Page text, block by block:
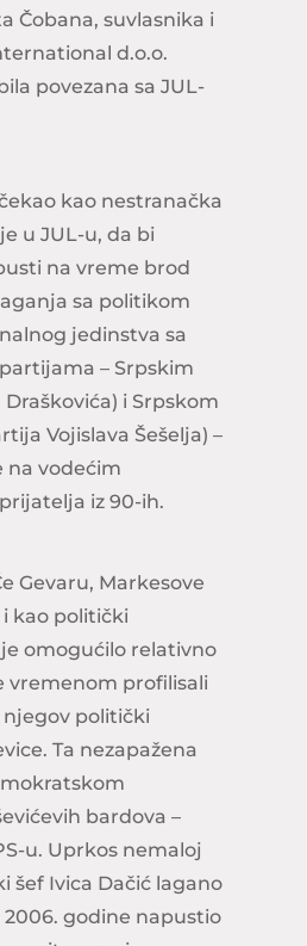
Čobana, suvlasnika i
d.o.o.
povezana sa JUL-
kao nestranačka
u JUL-u, da bi
na vreme brod
sa politikom
jedinstva sa
– Srpskim
i Srpskom
Vojislava Šešelja) –
na vodećim
iz 90-ih.
Gevaru, Markesove
kao politički
omogućilo relativno
vremenom profilisali
politički
Ta nezapažena
bardova –
u. Uprkos nemaloj
šef Ivica Dačić lagano
godine napustio